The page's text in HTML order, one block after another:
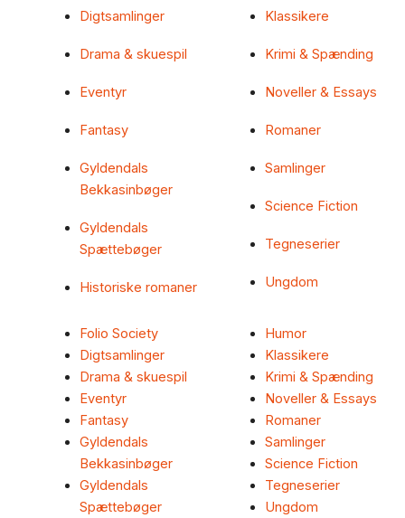
Digtsamlinger
Drama & skuespil
Eventyr
Fantasy
Gyldendals
Bekkasinbøger
Gyldendals
Spættebøger
Historiske romaner
Klassikere
Krimi & Spænding
Noveller & Essays
Romaner
Samlinger
Science Fiction
Tegneserier
Ungdom
Folio Society
Digtsamlinger
Drama & skuespil
Eventyr
Fantasy
Gyldendals
Bekkasinbøger
Gyldendals
Spættebøger
Humor
Klassikere
Krimi & Spænding
Noveller & Essays
Romaner
Samlinger
Science Fiction
Tegneserier
Ungdom